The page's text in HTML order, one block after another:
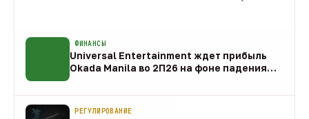
ФИНАНСЫ
Universal Entertainment ждет прибыль
Okada Manila во 2П26 на фоне падения
РЕГУЛИРОВАНИЕ